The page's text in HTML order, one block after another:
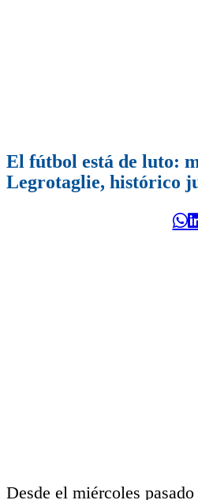
El fútbol está de luto:
Legrotaglie, histórico
Desde el miércoles